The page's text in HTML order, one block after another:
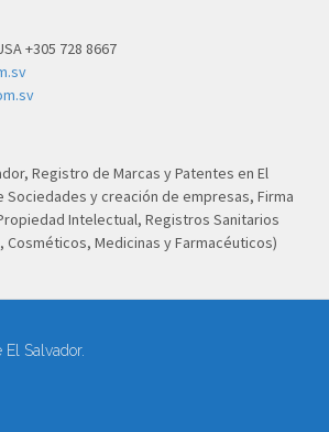
+305 728 8667
Registro de Marcas y Patentes en El
Sociedades y creación de empresas, Firma
Intelectual, Registros Sanitarios
Cosméticos, Medicinas y Farmacéuticos)
Salvador.